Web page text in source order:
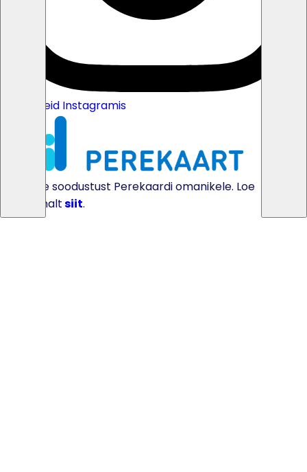
Jälgi meid Instagramis
Pakume soodustust Perekaardi omanikele. Loe
täpsemaltsiit.